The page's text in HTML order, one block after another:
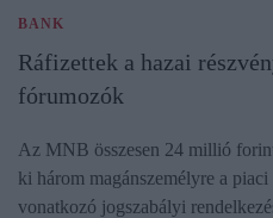
BANK
Ráfizettek a hazai
fórumozók
Az MNB összesen 24 millió
ki három magánszemélyre a
vonatkozó jogszabályi